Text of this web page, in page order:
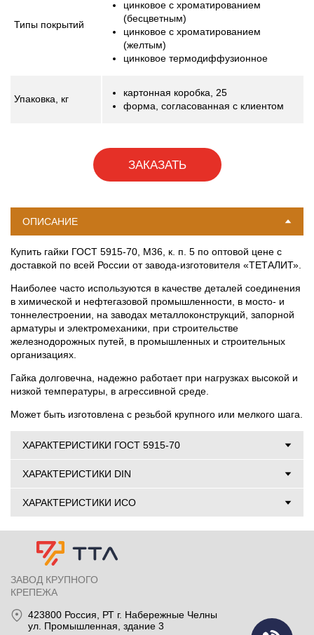
Типы покрытий
цинковое с хроматированием
(бесцветным)
цинковое с хроматированием
(желтым)
цинковое термодиффузионное
Упаковка, кг
картонная коробка, 25
форма, согласованная с клиентом
ЗАКАЗАТЬ
ОПИСАНИЕ
Купить гайки ГОСТ 5915-70, М36, к. п. 5 по оптовой цене с
доставкой по всей России от завода-изготовителя «ТЕТАЛИТ».
Наиболее часто используются в качестве деталей соединения
в химической и нефтегазовой промышленности, в мосто- и
тоннелестроении, на заводах металлоконструкций, запорной
арматуры и электромеханики, при строительстве
железнодорожных путей, в промышленных и строительных
организациях.
Гайка долговечна, надежно работает при нагрузках высокой и
низкой температуры, в агрессивной среде.
Может быть изготовлена с резьбой крупного или мелкого шага.
ХАРАКТЕРИСТИКИ ГОСТ 5915-70
ХАРАКТЕРИСТИКИ DIN
ХАРАКТЕРИСТИКИ ИСО
ЗАВОД КРУПНОГО
КРЕПЕЖА
423800 Россия , РТ г. Набережные Челны
ул. Промышленная, здание 3